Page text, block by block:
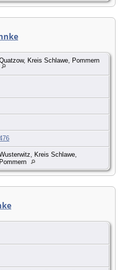
Kreis Schlawe, Pommern
Kreis Schlawe,
Pommern